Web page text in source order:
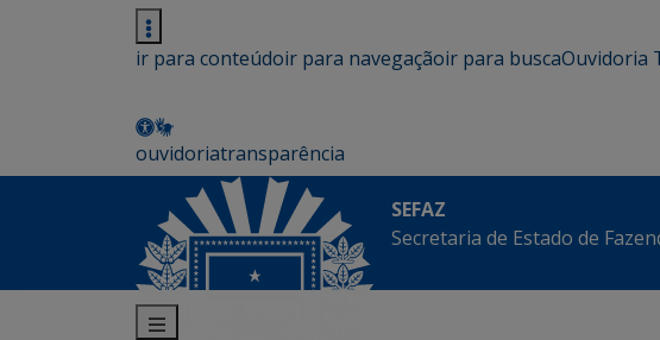
ir para conteúdoir para navegaçãoir para buscaOuvidoria
ouvidoriatransparência
SEFAZ
Secretaria de Estado de